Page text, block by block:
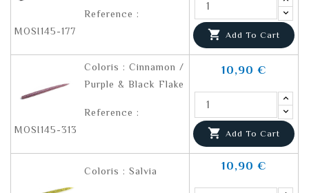
Reference :
MOSI145-177
 Add To Cart
Coloris : Cinnamon /
Purple & Black Flake
Reference :
MOSI145-313
10,90 €
 Add To Cart
Coloris : Salvia 10,90 €